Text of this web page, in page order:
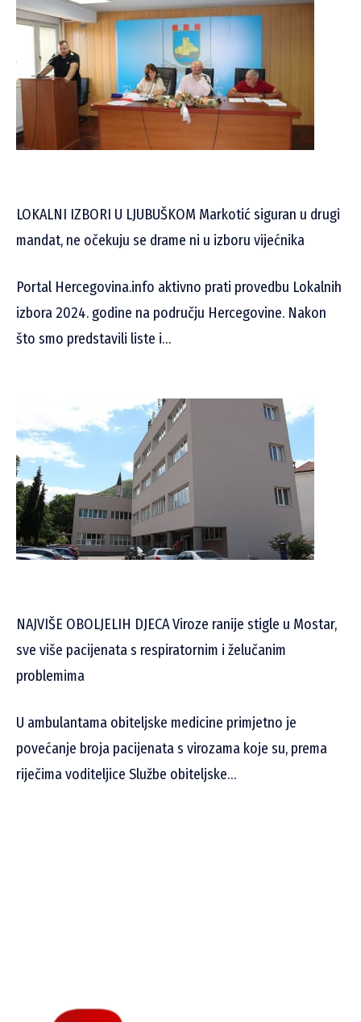
LOKALNI IZBORI U LJUBUŠKOM Markotić siguran u drugi
mandat, ne očekuju se drame ni u izboru vijećnika
Portal Hercegovina.info aktivno prati provedbu Lokalnih
izbora 2024. godine na području Hercegovine. Nakon
što smo predstavili liste i…
NAJVIŠE OBOLJELIH DJECA Viroze ranije stigle u Mostar,
sve više pacijenata s respiratornim i želučanim
problemima
U ambulantama obiteljske medicine primjetno je
povećanje broja pacijenata s virozama koje su, prema
riječima voditeljice Službe obiteljske…